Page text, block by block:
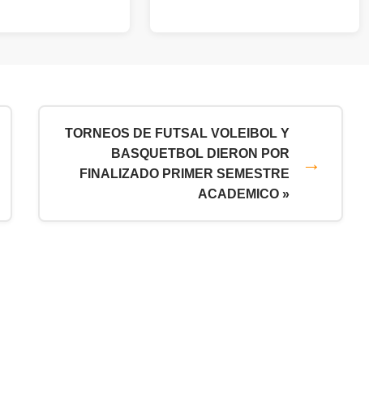
TORNEOS DE FUTSAL VOLEIBOL Y
BASQUETBOL DIERON POR
FINALIZADO PRIMER SEMESTRE
ACADEMICO »